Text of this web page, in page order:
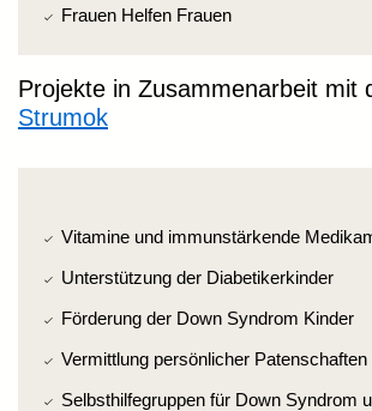
Frauen Helfen Frauen
Projekte in Zusammenarbeit mit
Strumok
Vitamine und immunstärkende
Unterstützung der Diabetikerkinder
Förderung der Down Syndrom Kinder
Vermittlung persönlicher Patenschaften
Selbsthilfegruppen für Down Syndrom